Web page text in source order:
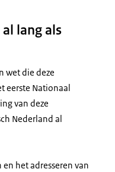
lang als
wet die deze
eerste Nationaal
van deze
Nederland al
het adresseren van